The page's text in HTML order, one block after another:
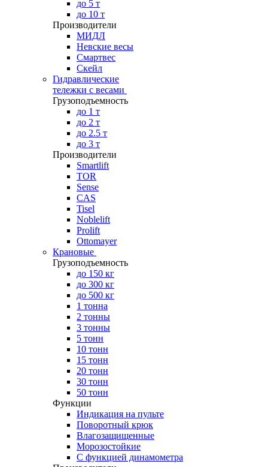
до 5 т
до 10 т
Производители
МИДЛ
Невские весы
Смартвес
Скейл
Гидравлические
тележки с весами
Грузоподъемность
до 1 т
до 2 т
до 2.5 т
до 3 т
Производители
Smartlift
TOR
Sense
CAS
Tisel
Noblelift
Prolift
Ottomayer
Крановые
Грузоподъемность
до 150 кг
до 300 кг
до 500 кг
1 тонна
2 тонны
3 тонны
5 тонн
10 тонн
15 тонн
20 тонн
30 тонн
50 тонн
Функции
Индикация на пульте
Поворотный крюк
Влагозащищенные
Морозостойкие
С функцией динамометра